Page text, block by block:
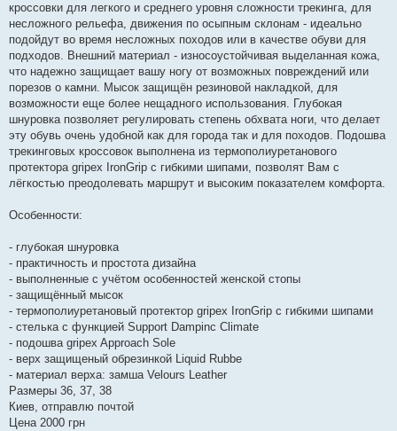
д
о
л
е
н
н
я
кроссовки для легкого и среднего уровня сложности трекинга, для
несложного рельефа, движения по осыпным склонам - идеально
подойдут во время несложных походов или в качестве обуви для
подходов. Внешний материал - износоустойчивая выделанная кожа,
что надежно защищает вашу ногу от возможных повреждений или
порезов о камни. Мысок защищён резиновой накладкой, для
возможности еще более нещадного использования. Глубокая
шнуровка позволяет регулировать степень обхвата ноги, что делает
эту обувь очень удобной как для города так и для походов. Подошва
трекинговых кроссовок выполнена из термополиуретанового
протектора gripex IronGrip с гибкими шипами, позволят Вам с
лёгкостью преодолевать маршрут и высоким показателем комфорта.
Особенности:
- глубокая шнуровка
- практичность и простота дизайна
- выполненные с учётом особенностей женской стопы
- защищённый мысок
- термополиуретановый протектор gripex IronGrip с гибкими шипами
- стелька c функцией Support Dampinc Climate
- подошва gripex Approach Sole
- верх защищеный обрезинкой Liquid Rubbe
- материал верха: замша Velours Leather
Размеры 36, 37, 38
Киев, отправлю почтой
Цена 2000 грн